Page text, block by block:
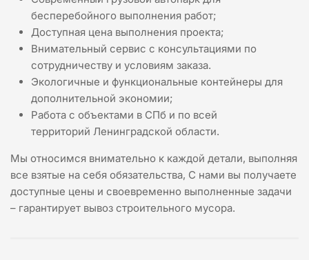
бесперебойного выполнения работ;
Доступная цена выполнения проекта;
Внимательный сервис с консультациями по
сотрудничеству и условиям заказа.
Экологичные и функциональные контейнеры для
дополнительной экономии;
Работа с объектами в СПб и по всей
территорий Ленинградской области.
Мы относимся внимательно к каждой детали, выполняя
все взятые на себя обязательства, С нами вы получаете
доступные цены и своевременно выполненные задачи
– гарантирует вывоз строительного мусора.